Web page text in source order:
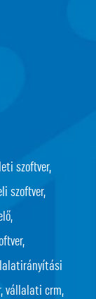
szoftver,
szoftver,
vállalati crm,